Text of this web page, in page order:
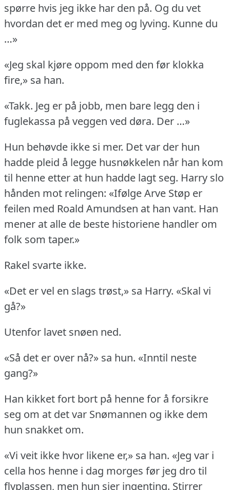
spørre hvis jeg ikke har den på. Og du vet
hvordan det er med meg og lyving. Kunne du
…»
«Jeg skal kjøre oppom med den før klokka
fire,» sa han.
«Takk. Jeg er på jobb, men bare legg den i
fuglekassa på veggen ved døra. Der …»
Hun behøvde ikke si mer. Det var der hun
hadde pleid å legge husnøkkelen når han kom
til henne etter at hun hadde lagt seg. Harry slo
hånden mot relingen: «Ifølge Arve Støp er
feilen med Roald Amundsen at han vant. Han
mener at alle de beste historiene handler om
folk som taper.»
Rakel svarte ikke.
«Det er vel en slags trøst,» sa Harry. «Skal vi
gå?»
Utenfor lavet snøen ned.
«Så det er over nå?» sa hun. «Inntil neste
gang?»
Han kikket fort bort på henne for å forsikre
seg om at det var Snømannen og ikke dem
hun snakket om.
«Vi veit ikke hvor likene er,» sa han. «Jeg var i
cella hos henne i dag morges før jeg dro til
flyplassen, men hun sier ingenting. Stirrer